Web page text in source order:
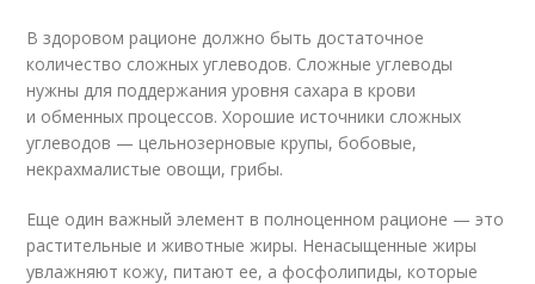
В здоровом рационе должно быть достаточное
количество сложных углеводов. Сложные углеводы
нужны для поддержания уровня сахара в крови
и обменных процессов. Хорошие источники сложных
углеводов — цельнозерновые крупы, бобовые,
некрахмалистые овощи, грибы.
Еще один важный элемент в полноценном рационе — это
растительные и животные жиры. Ненасыщенные жиры
увлажняют кожу, питают ее, а фосфолипиды, которые